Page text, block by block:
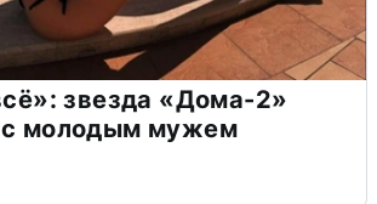
звезда «Дома-2»
с молодым мужем